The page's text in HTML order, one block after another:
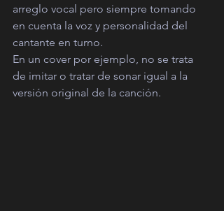
arreglo vocal pero siempre tomando
en cuenta la voz y personalidad del
cantante en turno.
En un cover por ejemplo, no se trata
de imitar o tratar de sonar igual a la
versión original de la canción.